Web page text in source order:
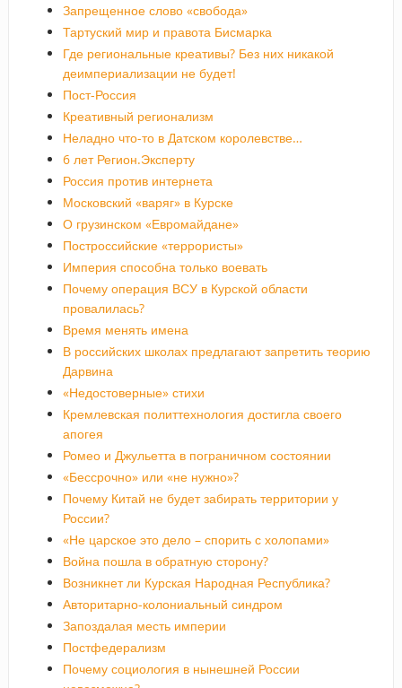
Запрещенное слово «свобода»
Тартуский мир и правота Бисмарка
Где региональные креативы? Без них никакой
деимпериализации не будет!
Пост-Россия
Креативный регионализм
Неладно что-то в Датском королевстве…
6 лет Регион.Эксперту
Россия против интернета
Московский «варяг» в Курске
О грузинском «Евромайдане»
Построссийские «террористы»
Империя способна только воевать
Почему операция ВСУ в Курской области
провалилась?
Время менять имена
В российских школах предлагают запретить теорию
Дарвина
«Недостоверные» стихи
Кремлевская политтехнология достигла своего
апогея
Ромео и Джульетта в пограничном состоянии
«Бессрочно» или «не нужно»?
Почему Китай не будет забирать территории у
России?
«Не царское это дело – спорить с холопами»
Война пошла в обратную сторону?
Возникнет ли Курская Народная Республика?
Авторитарно-колониальный синдром
Запоздалая месть империи
Постфедерализм
Почему социология в нынешней России